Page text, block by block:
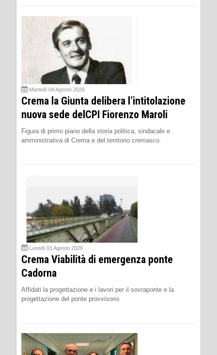
Martedì 04 Agosto 2026
Crema la Giunta delibera l’intitolazione
nuova sede delCPI Fiorenzo Maroli
Figura di primo piano della storia politica, sindacale e
amministrativa di Crema e del territorio cremasco.
Lunedì 03 Agosto 2026
Crema Viabilità di emergenza ponte
Cadorna
Affidati la progettazione e i lavori per il sovraponte e la
progettazione del ponte provvisorio